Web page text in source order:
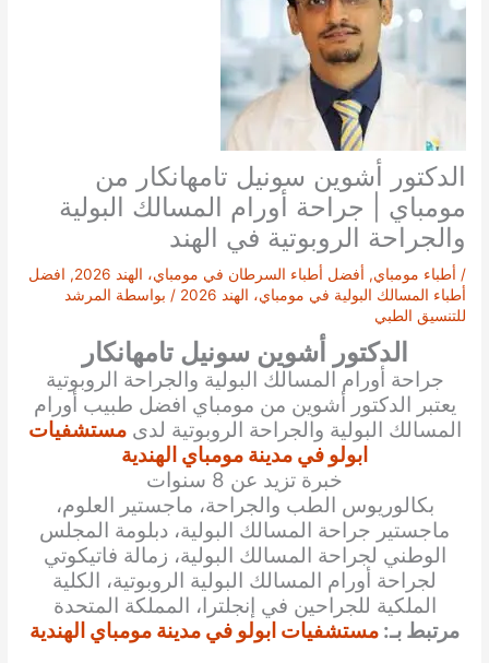
الدكتور أشوين سونيل تامهانكار من
مومباي | جراحة أورام المسالك البولية
والجراحة الروبوتية في الهند
/ أطباء مومباي, أفضل أطباء السرطان في مومباي، الهند 2026 , افضل
أطباء المسالك البولية في مومباي، الهند 2026
/ بواسطة المرشد
للتنسيق الطبي
الدكتور أشوين سونيل تامهانكار
جراحة أورام المسالك البولية والجراحة الروبوتية
يعتبر الدكتور أشوين من مومباي افضل طبيب أورام
المسالك البولية والجراحة الروبوتية لدىمستشفيات
ابولو في مدينة مومباي الهندية
خبرة تزيد عن 8 سنوات
بكالوريوس الطب والجراحة، ماجستير العلوم،
ماجستير جراحة المسالك البولية، دبلومة المجلس
الوطني لجراحة المسالك البولية، زمالة فاتيكوتي
لجراحة أورام المسالك البولية الروبوتية، الكلية
الملكية للجراحين في إنجلترا، المملكة المتحدة
مرتبط بـ: مستشفيات ابولو في مدينة مومباي الهندية